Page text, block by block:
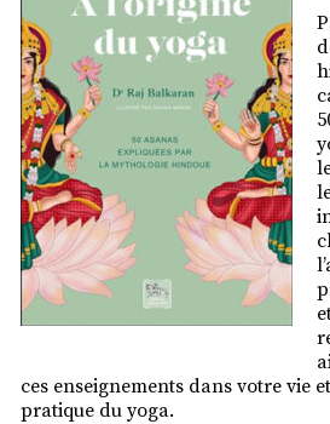
ces enseignements dans votre vie
pratique du yoga.